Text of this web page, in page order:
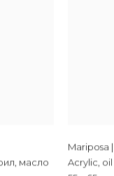
масло
Mariposa
Acrylic,